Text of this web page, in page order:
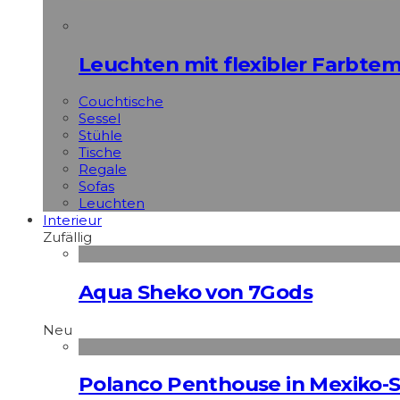
Leuchten mit flexibler
Couchtische
Sessel
Stühle
Tische
Regale
Sofas
Leuchten
Interieur
Zufällig
Aqua Sheko von 7Gods
Neu
Polanco Penthouse in Mexiko-